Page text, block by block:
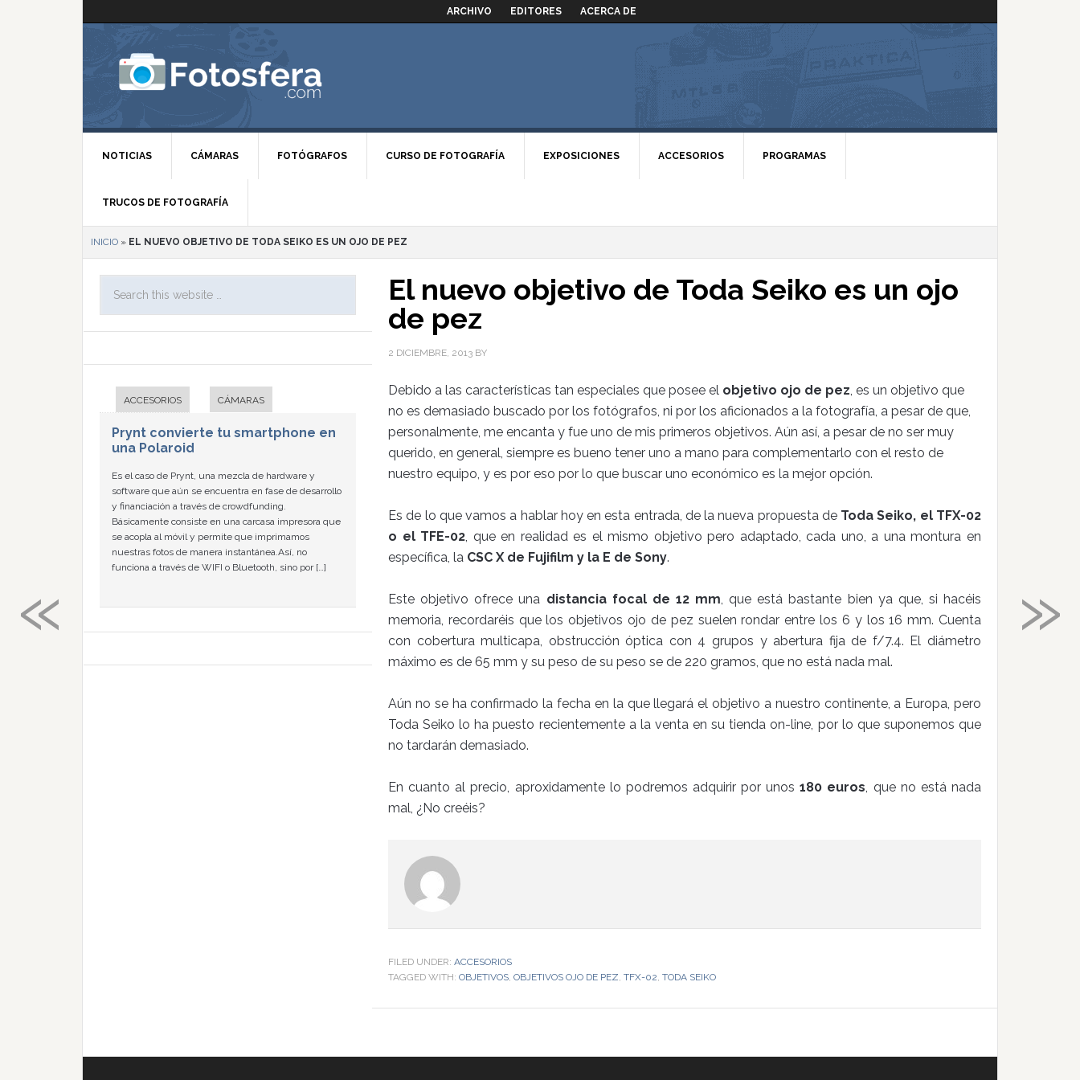
ARCHIVO EDITORES ACERCA DE
NOTICIAS CÁMARAS FOTÓGRAFOS CURSO DE FOTOGRAFÍA EXPOSICIONES ACCESORIOS PROGRAMAS
TRUCOS DE FOTOGRAFÍA
INICIO » EL NUEVO OBJETIVO DE TODA SEIKO ES UN OJO DE PEZ
El nuevo objetivo de Toda Seiko es un ojo
de pez
2 DICIEMBRE, 2013 BY
Debido a las características tan especiales que posee el objetivo ojo de pez, es un objetivo que
no es demasiado buscado por los fotógrafos, ni por los aficionados a la fotografía, a pesar de que,
personalmente, me encanta y fue uno de mis primeros objetivos. Aún así, a pesar de no ser muy
querido, en general, siempre es bueno tener uno a mano para complementarlo con el resto de
nuestro equipo, y es por eso por lo que buscar uno económico es la mejor opción.
Es de lo que vamos a hablar hoy en esta entrada, de la nueva propuesta de Toda Seiko, el TFX-02
o el TFE-02, que en realidad es el mismo objetivo pero adaptado, cada uno, a una montura en
específica, la CSC X de Fujifilm y la E de Sony.
Este objetivo ofrece una distancia focal de 12 mm, que está bastante bien ya que, si hacéis
memoria, recordaréis que los objetivos ojo de pez suelen rondar entre los 6 y los 16 mm. Cuenta
con cobertura multicapa, obstrucción óptica con 4 grupos y abertura fija de f/7.4. El diámetro
máximo es de 65 mm y su peso de su peso se de 220 gramos, que no está nada mal.
Aún no se ha confirmado la fecha en la que llegará el objetivo a nuestro continente, a Europa, pero
Toda Seiko lo ha puesto recientemente a la venta en su tienda on-line, por lo que suponemos que
no tardarán demasiado.
En cuanto al precio, aproxidamente lo podremos adquirir por unos180 euros, que no está nada
mal, ¿No creéis?
FILED UNDER: ACCESORIOS
TAGGED WITH: OBJETIVOS, OBJETIVOS OJO DE PEZ, TFX-02, TODA SEIKO
ACCESORIOS CÁMARAS
Prynt convierte tu smartphone en
una Polaroid
Es el caso de Prynt, una mezcla de hardware y
software que aún se encuentra en fase de desarrollo
y financiación a través de crowdfunding.
Básicamente consiste en una carcasa impresora que
se acopla al móvil y permite que imprimamos
nuestras fotos de manera instantánea.Así, no
funciona a través de WIFI o Bluetooth, sino por […]
»
«